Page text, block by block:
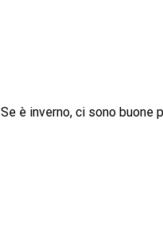
Se è inverno, ci sono